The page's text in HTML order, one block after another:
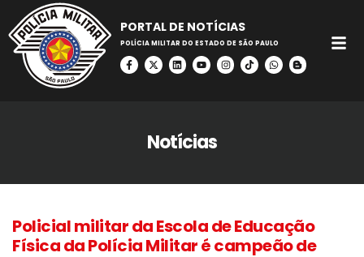
PORTAL DE NOTÍCIAS
POLÍCIA MILITAR DO ESTADO DE SÃO PAULO
Notícias
Policial militar da Escola de Educação
Física da Polícia Militar é campeão de